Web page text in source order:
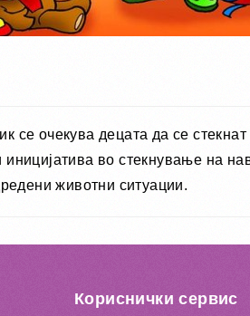
се очекува децата да се
иницијатива во стекнување на
животни ситуации.
Кориснички сервис